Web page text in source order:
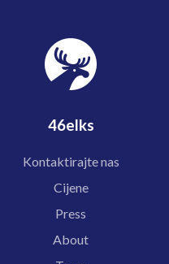
46elks
Kontaktirajte nas
Cijene
Press
About